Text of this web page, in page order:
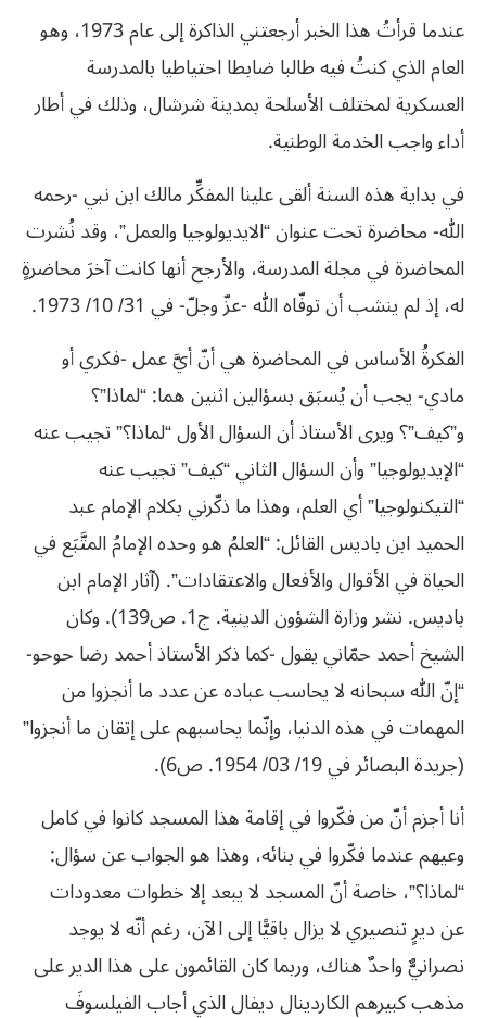
عندما قرأتُ هذا الخبر أرجعتني الذاكرة إلى عام 1973، وهو
العام الذي كنتُ فيه طالبا ضابطا احتياطيا بالمدرسة
العسكرية لمختلف الأسلحة بمدينة شرشال، وذلك في أطار
أداء واجب الخدمة الوطنية.
في بداية هذه السنة ألقى علينا المفكِّر مالك ابن نبي -رحمه
الله- محاضرة تحت عنوان “الايديولوجيا والعمل”، وقد نُشرت
المحاضرة في مجلة المدرسة، والأرجح أنها كانت آخرَ محاضرةٍ
له، إذ لم ينشب أن توفّاه الله -عزّ وجلّ- في 31/ 10/ 1973.
الفكرةُ الأساس في المحاضرة هي أنّ أيَّ عمل -فكري أو
مادي- يجب أن يُسبَق بسؤالين اثنين هما: “لماذا”؟
و”كيف”؟ ويرى الأستاذ أن السؤال الأول “لماذا؟” تجيب عنه
“الإيديولوجيا” وأن السؤال الثاني “كيف” تجيب عنه
“التيكنولوجيا” أي العلم، وهذا ما ذكّرني بكلام الإمام عبد
الحميد ابن باديس القائل: “العلمُ هو وحده الإمامُ المتَّبَع في
الحياة في الأقوال والأفعال والاعتقادات”. (آثار الإمام ابن
باديس. نشر وزارة الشؤون الدينية. ج1. ص139). وكان
الشيخ أحمد حمّاني يقول -كما ذكر الأستاذ أحمد رضا حوحو-
“إنّ الله سبحانه لا يحاسب عباده عن عدد ما أنجزوا من
المهمات في هذه الدنيا، وإنّما يحاسبهم على إتقان ما أنجزوا”
(جريدة البصائر في 19/ 03/ 1954. ص6).
أنا أجزم أنّ من فكّروا في إقامة هذا المسجد كانوا في كامل
وعيهم عندما فكّروا في بنائه، وهذا هو الجواب عن سؤال:
“لماذا؟”، خاصة أنّ المسجد لا يبعد إلا خطوات معدودات
عن ديرٍ تنصيري لا يزال باقيًّا إلى الآن، رغم أنّه لا يوجد
نصرانيٌّ واحدٌ هناك، وربما كان القائمون على هذا الدير على
مذهب كبيرهم الكاردينال ديفال الذي أجاب الفيلسوفَ